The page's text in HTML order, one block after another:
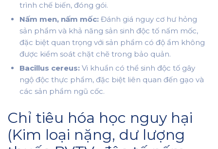
trình chế biến, đóng gói.
Nấm men, nấm mốc: Đánh giá nguy cơ hư hỏng
sản phẩm và khả năng sản sinh độc tố nấm mốc,
đặc biệt quan trọng với sản phẩm có độ ẩm không
được kiểm soát chặt chẽ trong bảo quản.
Bacillus cereus: Vi khuẩn có thể sinh độc tố gây
ngộ độc thực phẩm, đặc biệt liên quan đến gạo và
các sản phẩm ngũ cốc.
Chỉ tiêu hóa học nguy hại
(Kim loại nặng, dư lượng